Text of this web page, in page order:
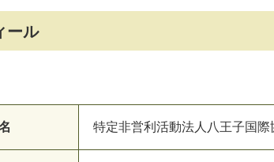
ール
特定非営利活動法人八王子国際